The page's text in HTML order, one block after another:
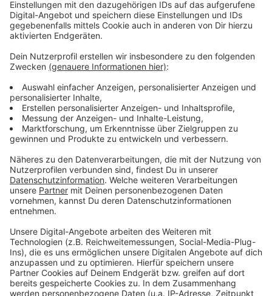
Fahrverbote wegen überhöhter Geschwindigkeit oder
Telefonierens am Steuer verhängt. In den nächsten
Monaten sollen weitere Kontrollen folgen.
Anzeige
Weitere Infos und Links zum Thema:
Anzeige
So berichtet die Polizei
Weitere Polizeimeldungen aus Düsseldorf
So haben wir über vorherige Kontrollen berichtet
Anzeige